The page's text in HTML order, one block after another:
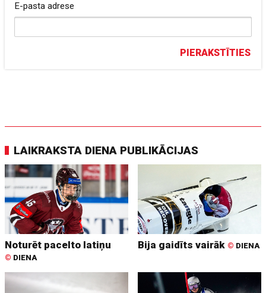
E-pasta adrese
PIERAKSTĪTIES
LAIKRAKSTA DIENA PUBLIKĀCIJAS
Noturēt pacelto latiņu
© DIENA
Bija gaidīts vairāk © DIENA